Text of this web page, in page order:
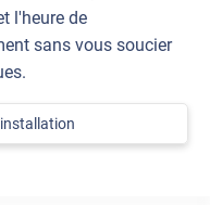
l'heure de
sans vous soucier